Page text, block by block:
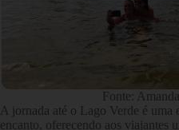
Fonte:
A jornada até o Lago Verde é uma
encanto, oferecendo aos viajantes